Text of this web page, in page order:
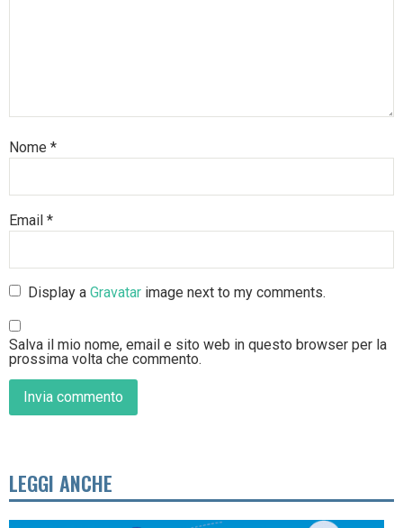
Nome *
Email *
Display aGravatar image next to my comments.
Salva il mio nome, email e sito web in questo browser per la
prossima volta che commento.
LEGGI ANCHE